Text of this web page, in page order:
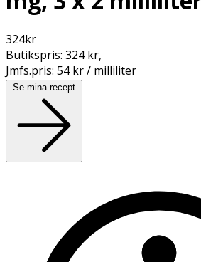
324kr
Butikspris: 324 kr,
Jmfs.pris: 54 kr / milliliter
Se mina recept